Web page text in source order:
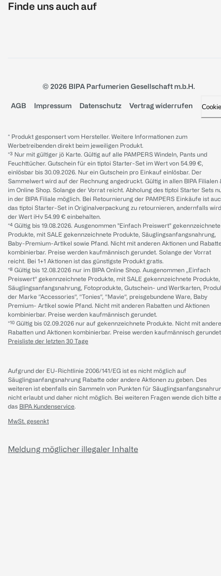
Finde uns auch auf
© 2026 BIPA Parfumerien Gesellschaft m.b.H.
AGB Impressum Datenschutz Vertrag widerrufen
* Produkt gesponsert vom Hersteller. Weitere Informationen zum
Werbetreibenden direkt beim jeweiligen Produkt.
*³ Nur mit gültiger jö Karte. Gültig auf alle PAMPERS Windeln, Pants und
Feuchttücher. Gutschein für ein tiptoi Starter-Set im Wert von 54.99 €,
einlösbar bis 30.09.2026. Nur ein Gutschein pro Einkauf einlösbar. Der
Sammelwert wird auf der Rechnung angedruckt. Gültig in allen BIPA Filialen
im Online Shop. Solange der Vorrat reicht. Abholung des tiptoi Starter Sets
in der BIPA Filiale möglich. Bei Retournierung der PAMPERS Einkäufe ist
das tiptoi Starter-Set in Originalverpackung zu retournieren, andernfalls wird
der Wert iHv 54.99 € einbehalten.
*⁴ Gültig bis 19.08.2026. Ausgenommen "Einfach Preiswert" gekennzeichnete
Produkte, mit SALE gekennzeichnete Produkte, Säuglingsanfangsnahrung,
Baby-Premium-Artikel sowie Pfand. Nicht mit anderen Aktionen und
kombinierbar. Preise werden kaufmännisch gerundet. Solange der Vorrat
reicht. Bei 1+1 Aktionen ist das günstigste Produkt gratis.
*⁸ Gültig bis 12.08.2026 nur im BIPA Online Shop. Ausgenommen „Einfach
Preiswert“ gekennzeichnete Produkte, mit SALE gekennzeichnete Produkte,
Säuglingsanfangsnahrung, Fotoprodukte, Gutschein- und Wertkarten,
der Marke “Accessories“, “Tonies“, “Mavie“, preisgebundene Ware, Baby
Premium- Artikel sowie Pfand. Nicht mit anderen Rabatten und Aktionen
kombinierbar. Preise werden kaufmännisch gerundet.
*¹⁰ Gültig bis 02.09.2026 nur auf gekennzeichnete Produkte. Nicht mit
Rabatten und Aktionen kombinierbar. Preise werden kaufmännisch
Preisliste der letzten 30 Tage
Aufgrund der EU-Richtlinie 2006/141/EG ist es nicht möglich auf
Säuglingsanfangsnahrung Rabatte oder andere Aktionen zu geben. Des
weiteren ist ebenfalls ein Sammeln von Punkten für
nicht erlaubt und daher nicht möglich. Bei weiteren Fragen wende dich bitte
das BIPA Kundenservice.
MwSt. gesenkt
Meldung möglicher illegaler Inhalte